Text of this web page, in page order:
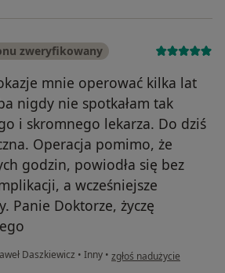
zweryfikowany
mnie operować kilka lat
nigdy nie spotkałam tak
i skromnego lekarza. Do dziś
Operacja pomimo, że
godzin, powiodła się bez
a wcześniejsze
Panie Doktorze, życzę
Daszkiewicz • Inny • w opinii użytkownika A.
zgłoś nadużycie